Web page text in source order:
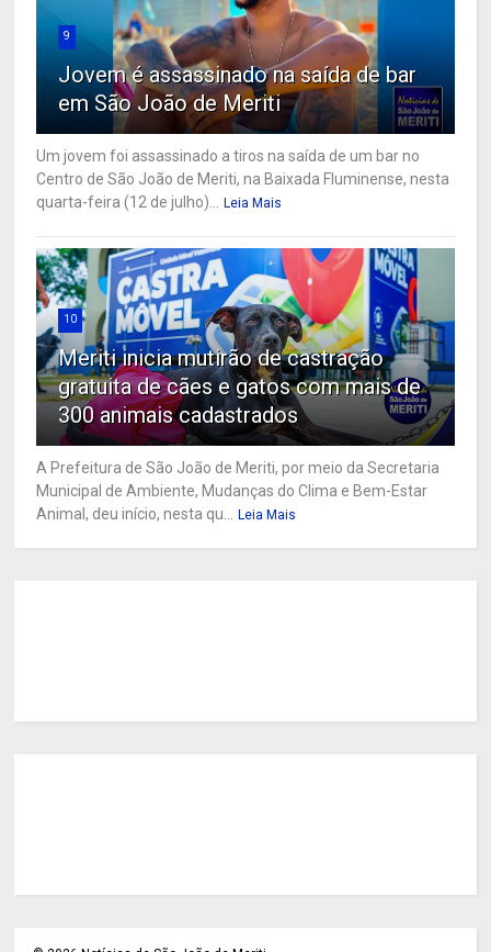
9
Jovem é assassinado na saída de bar
em São João de Meriti
Um jovem foi assassinado a tiros na saída de um bar no
Centro de São João de Meriti, na Baixada Fluminense, nesta
quarta-feira (12 de julho)... Leia Mais
10
Meriti inicia mutirão de castração
gratuita de cães e gatos com mais de
300 animais cadastrados
A Prefeitura de São João de Meriti, por meio da Secretaria
Municipal de Ambiente, Mudanças do Clima e Bem-Estar
Animal, deu início, nesta qu... Leia Mais